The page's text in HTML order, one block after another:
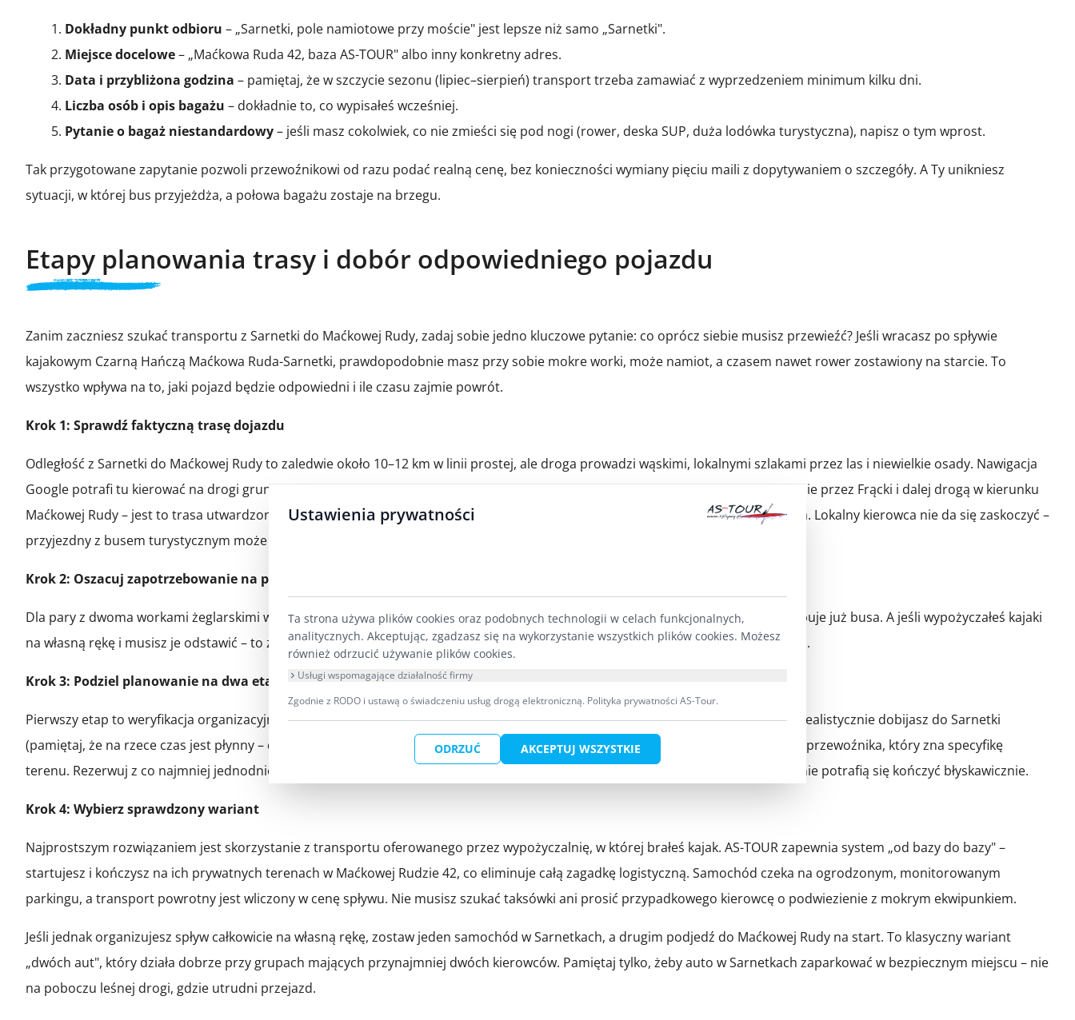
Dokładny punkt odbioru – „Sarnetki, pole namiotowe przy moście" jest lepsze niż samo „Sarnetki".
Miejsce docelowe– „Maćkowa Ruda 42, baza AS-TOUR" albo inny konkretny adres.
Data i przybliżona godzina – pamiętaj, że w szczycie sezonu (lipiec–sierpień) transport trzeba zamawiać z wyprzedzeniem minimum kilku dni.
Liczba osób i opis bagażu – dokładnie to, co wypisałeś wcześniej.
Pytanie o bagaż niestandardowy– jeśli masz cokolwiek, co nie zmieści się pod nogi (rower, deska SUP, duża lodówka turystyczna), napisz o tym wprost.
Tak przygotowane zapytanie pozwoli przewoźnikowi od razu podać realną cenę, bez konieczności wymiany pięciu maili z dopytywaniem o szczegóły. A Ty unikniesz
sytuacji, w której bus przyjeżdża, a połowa bagażu zostaje na brzegu.
Etapy planowania trasy i dobór odpowiedniego pojazdu
Zanim zaczniesz szukać transportu z Sarnetki do Maćkowej Rudy, zadaj sobie jedno kluczowe pytanie: co oprócz siebie musisz przewieźć? Jeśli wracasz po spływie
kajakowym Czarną Hańczą Maćkowa Ruda-Sarnetki, prawdopodobnie masz przy sobie mokre worki, może namiot, a czasem nawet rower zostawiony na starcie. To
wszystko wpływa na to, jaki pojazd będzie odpowiedni i ile czasu zajmie powrót.
Krok 1: Sprawdź faktyczną trasę dojazdu
Odległość z Sarnetki do Maćkowej Rudy to zaledwie około 10–12 km w linii prostej, ale droga prowadzi wąskimi, lokalnymi szlakami przez las i niewielkie osady. Nawigacja
Google potrafi tu kierować na drogi gruntowe, które po deszczu zamieniają się w błotniste koleinki. Najrozsądniejszy dojazd wiedzie przez Frącki i dalej drogą w kierunku
Maćkowej Rudy – jest to trasa utwardzona, choć wąska. Sprawdź ją wcześniej na mapie i upewnij się, że wybrany przewoźnik ją zna. Lokalny kierowca nie da się zaskoczyć –
przyjezdny z busem turystycznym może mieć problem z zawróceniem.
Krok 2: Oszacuj zapotrzebowanie na przestrzeń
Dla pary z dwoma workami żeglarskimi wystarczy zwykły samochód osobowy. Grupa 6–8 osób z ekwipunkiem biwakowym potrzebuje już busa. A jeśli wypożyczałeś kajaki
na własną rękę i musisz je odstawić – to zupełnie inna logistyka, wymagająca przyczepy lub dedykowanego transportu kajakowego.
Krok 3: Podziel planowanie na dwa etapy
Pierwszy etap to weryfikacja organizacyjna – jeszcze przed spływem. Sprawdź drogę, policz osoby i bagaż, ustal godzinę, o której realistycznie dobijasz do Sarnetki
(pamiętaj, że na rzece czas jest płynny – dosłownie). Drugi etap to rezerwacja wykonawcza: zadzwoń do sprawdzonego, lokalnego przewoźnika, który zna specyfikę
terenu. Rezerwuj z co najmniej jednodniowym wyprzedzeniem, bo w szczycie sezonu (lipiec–sierpień) wolne busy na Suwalszczyźnie potrafią się kończyć błyskawicznie.
Krok 4: Wybierz sprawdzony wariant
Najprostszym rozwiązaniem jest skorzystanie z transportu oferowanego przez wypożyczalnię, w której brałeś kajak. AS-TOUR zapewnia system „od bazy do bazy" –
startujesz i kończysz na ich prywatnych terenach w Maćkowej Rudzie 42, co eliminuje całą zagadkę logistyczną. Samochód czeka na ogrodzonym, monitorowanym
parkingu, a transport powrotny jest wliczony w cenę spływu. Nie musisz szukać taksówki ani prosić przypadkowego kierowcę o podwiezienie z mokrym ekwipunkiem.
Jeśli jednak organizujesz spływ całkowicie na własną rękę, zostaw jeden samochód w Sarnetkach, a drugim podjedź do Maćkowej Rudy na start. To klasyczny wariant
„dwóch aut", który działa dobrze przy grupach mających przynajmniej dwóch kierowców. Pamiętaj tylko, żeby auto w Sarnetkach zaparkować w bezpiecznym miejscu – nie
na poboczu leśnej drogi, gdzie utrudni przejazd.
Ustawienia prywatności
Ta strona używa plików cookies oraz podobnych technologii w celach funkcjonalnych,
analitycznych. Akceptując, zgadzasz się na wykorzystanie wszystkich plików cookies. Możesz
również odrzucić używanie plików cookies.
Usługi wspomagające działalność firmy
Zgodnie z RODO i ustawą o świadczeniu usług drogą elektroniczną. Polityka prywatności AS-Tour.
ODRZUĆ AKCEPTUJ WSZYSTKIE